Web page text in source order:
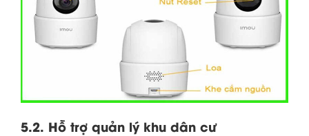
5.2. Hỗ trợ quản lý khu dân cư